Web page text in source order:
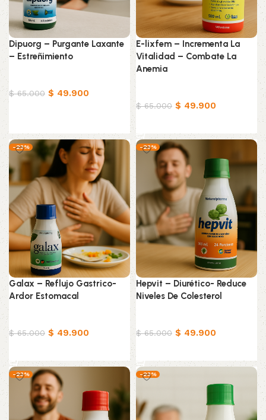
Dipuorg – Purgante Laxante
– Estreñimiento
$65.000 $ 49.900
E-lixfem – Incrementa La
Vitalidad – Combate La
Anemia
$65.000 $ 49.900
-23%
Galax – Reflujo Gastrico-
Ardor Estomacal
$65.000 $ 49.900
-23%
Hepvit – Diurético- Reduce
Niveles De Colesterol
$65.000 $ 49.900
-23% -23%